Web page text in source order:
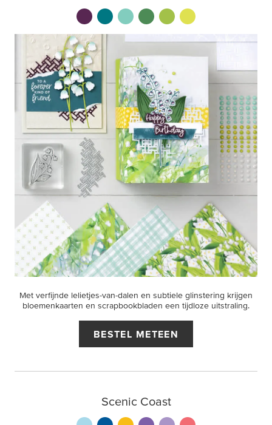
Met verfijnde lelietjes-van-dalen en subtiele glinstering krijgen
bloemenkaarten en scrapbookbladen een tijdloze uitstraling.
BESTEL METEEN
Scenic Coast